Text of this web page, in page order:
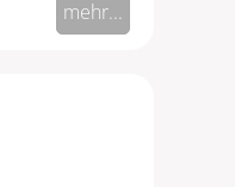
mehr...